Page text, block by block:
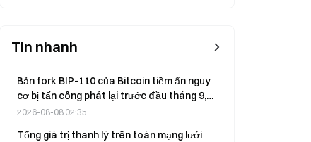
Tin nhanh
Bản fork BIP-110 của Bitcoin tiềm ẩn nguy
cơ bị tấn công phát lại trước đầu tháng 9,
có thể dẫn đến thất thoát BTC thật.
2026-08-08 02:35
Tổng giá trị thanh lý trên toàn mạng lưới